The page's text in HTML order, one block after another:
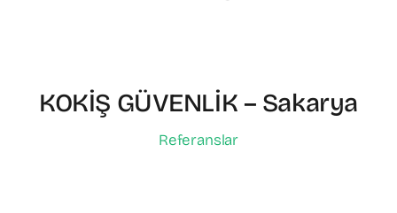
KOKİŞ GÜVENLİK – Sakarya
Referanslar